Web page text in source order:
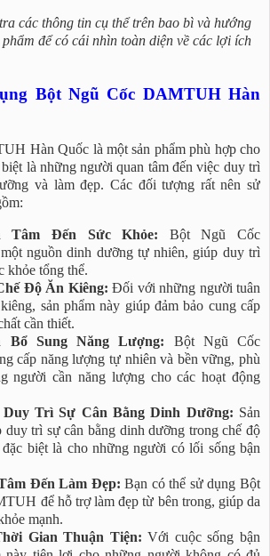
các thông tin cụ thể trên bao bì và hướng
để có cái nhìn toàn diện về các lợi ích
Bột Ngũ Cốc DAMTUH Hàn
Hàn Quốc là một sản phẩm phù hợp cho
là những người quan tâm đến việc duy trì
và làm đẹp. Các đối tượng rất nên sử
Tâm Đến Sức Khỏe: Bột Ngũ Cốc
nguồn dinh dưỡng tự nhiên, giúp duy trì
khỏe tổng thể.
Độ Ăn Kiêng: Đối với những người tuân
sản phẩm này giúp đảm bảo cung cấp
cần thiết.
Bổ Sung Năng Lượng: Bột Ngũ Cốc
cấp năng lượng tự nhiên và bền vững, phù
người cần năng lượng cho các hoạt động
Trì Sự Cân Bằng Dinh Dưỡng: Sản
duy trì sự cân bằng dinh dưỡng trong chế độ
đặc biệt là cho những người có lối sống bận
Đến Làm Đẹp: Bạn có thể sử dụng Bột
để hỗ trợ làm đẹp từ bên trong, giúp da
mạnh.
Gian Thuận Tiện:Với cuộc sống bận